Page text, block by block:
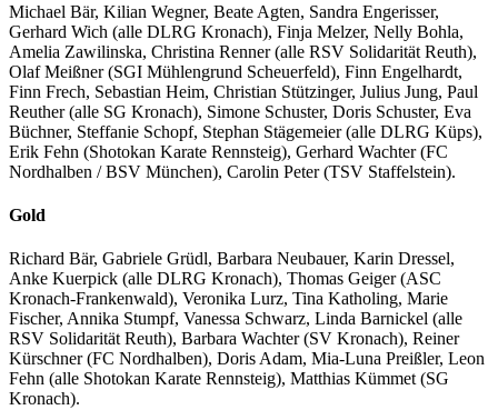
Michael Bär, Kilian Wegner, Beate Agten, Sandra Engerisser,
Gerhard Wich (alle DLRG Kronach), Finja Melzer, Nelly Bohla,
Amelia Zawilinska, Christina Renner (alle RSV Solidarität Reuth),
Olaf Meißner (SGI Mühlengrund Scheuerfeld), Finn Engelhardt,
Finn Frech, Sebastian Heim, Christian Stützinger, Julius Jung, Paul
Reuther (alle SG Kronach), Simone Schuster, Doris Schuster, Eva
Büchner, Steffanie Schopf, Stephan Stägemeier (alle DLRG Küps),
Erik Fehn (Shotokan Karate Rennsteig), Gerhard Wachter (FC
Nordhalben / BSV München), Carolin Peter (TSV Staffelstein).
Gold
Richard Bär, Gabriele Grüdl, Barbara Neubauer, Karin Dressel,
Anke Kuerpick (alle DLRG Kronach), Thomas Geiger (ASC
Kronach-Frankenwald), Veronika Lurz, Tina Katholing, Marie
Fischer, Annika Stumpf, Vanessa Schwarz, Linda Barnickel (alle
RSV Solidarität Reuth), Barbara Wachter (SV Kronach), Reiner
Kürschner (FC Nordhalben), Doris Adam, Mia-Luna Preißler, Leon
Fehn (alle Shotokan Karate Rennsteig), Matthias Kümmet (SG
Kronach).